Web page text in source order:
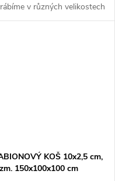
v různých velikostech
individuálních
KOŠ 10x2,5 cm,
150x100x100 cm